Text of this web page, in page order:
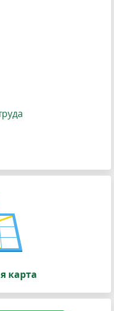
карта